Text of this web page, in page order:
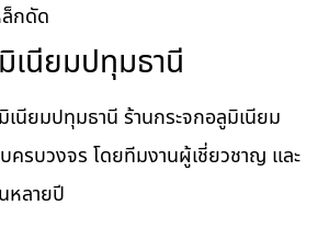
กดัด
เนียมปทุมธานี
เนียมปทุมธานี ร้านกระจกอลูมิเนียม
ครบวงจร โดยทีมงานผู้เชี่ยวชาญ และ
หลายปี